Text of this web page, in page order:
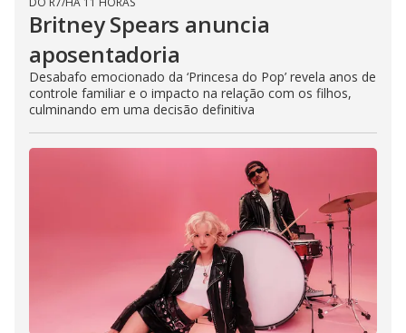
Britney Spears anuncia
aposentadoria
Desabafo emocionado da ‘Princesa do Pop’ revela anos de
controle familiar e o impacto na relação com os filhos,
culminando em uma decisão definitiva